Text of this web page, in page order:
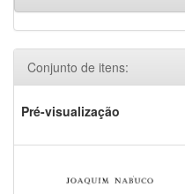
Conjunto de itens:
Pré-visualização